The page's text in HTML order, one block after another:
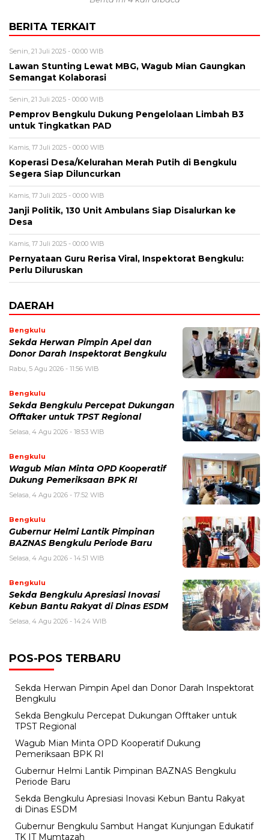
BERITA TERKAIT
Senin, 21 Juli 2025 - 00:00 WIB
Lawan Stunting Lewat MBG, Wagub Mian Gaungkan
Semangat Kolaborasi
Senin, 21 Juli 2025 - 00:00 WIB
Pemprov Bengkulu Dukung Pengelolaan Limbah B3
untuk Tingkatkan PAD
Kamis, 17 Juli 2025 - 00:00 WIB
Koperasi Desa/Kelurahan Merah Putih di Bengkulu
Segera Siap Diluncurkan
Kamis, 17 Juli 2025 - 00:00 WIB
Janji Politik, 130 Unit Ambulans Siap Disalurkan ke
Desa
Kamis, 17 Juli 2025 - 00:00 WIB
Pernyataan Guru Rerisa Viral, Inspektorat Bengkulu:
Perlu Diluruskan
DAERAH
Bengkulu
Sekda Herwan Pimpin Apel dan
Donor Darah Inspektorat Bengkulu
Rabu, 5 Agu 2026 - 11:56 WIB
Bengkulu
Sekda Bengkulu Percepat Dukungan
Offtaker untuk TPST Regional
Selasa, 4 Agu 2026 - 18:53 WIB
Bengkulu
Wagub Mian Minta OPD Kooperatif
Dukung Pemeriksaan BPK RI
Selasa, 4 Agu 2026 - 17:52 WIB
Bengkulu
Gubernur Helmi Lantik Pimpinan
BAZNAS Bengkulu Periode Baru
Selasa, 4 Agu 2026 - 14:51 WIB
Bengkulu
Sekda Bengkulu Apresiasi Inovasi
Kebun Bantu Rakyat di Dinas ESDM
Selasa, 4 Agu 2026 - 14:24 WIB
POS-POS TERBARU
Sekda Herwan Pimpin Apel dan Donor Darah Inspektorat
Bengkulu
Sekda Bengkulu Percepat Dukungan Offtaker untuk
TPST Regional
Wagub Mian Minta OPD Kooperatif Dukung
Pemeriksaan BPK RI
Gubernur Helmi Lantik Pimpinan BAZNAS Bengkulu
Periode Baru
Sekda Bengkulu Apresiasi Inovasi Kebun Bantu Rakyat
di Dinas ESDM
Gubernur Bengkulu Sambut Hangat Kunjungan Edukatif
TK IT Mumtazah